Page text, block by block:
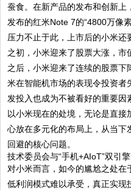
蚕食。在新产品的发布和创新上
发布的红米Note 7的“4800万像
压力不止于此，上市后的小米
之初，小米迎来了股票大涨，市
之后，小米迎来了连续的股票
米在智能机市场的表现令投资
发投入也成为不被看好的重要因
以小米现在的处境，无论是直
心放在多元化的布局上，从当下
回避的核心问题。
技术委员会与“手机+AIoT”双引
对小米而言，如今的尴尬之处
低利润模式难以承受，真正实